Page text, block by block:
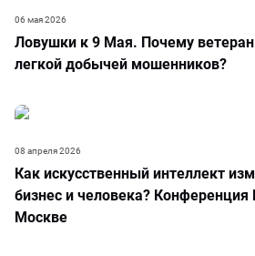
Ловушки к 9 Мая. Почему
легкой добычей мошенников?
06 мая 2026
Как искусственный интеллект
бизнес и человека? Конференция
Москве
08 апреля 2026